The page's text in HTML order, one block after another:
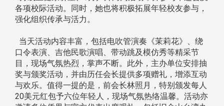
各项校际活动。同时，她也将积极拓展年轻校友参与，
强化组织传承与活力。
当天活动内容丰富，包括电吹管演奏《茉莉花》、绕
口令表演、吉他民歌演唱、带动跳及模仿秀等精采节
目，现场气氛热烈，掌声不断。此外，主办单位安排抽
奖与颁奖活动，并由历任会长提供多项赠礼，增添互动
与欢乐。值得一提的是，前会长林照月，特别颁发每人
20美元红包予六位年轻人，现场气氛热络温馨。活动亦